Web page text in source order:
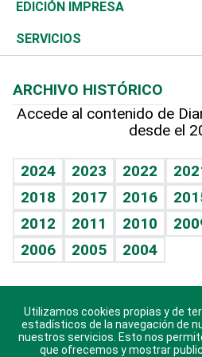
Resto del mundo
Economía personal
Novedades
Podcast Arte Libre
Hablando con el pediatra
Vida y familia
Eñe
Celebrando la vida
Sin complejos
En pocas palabras
Escuchando al corazón
Olimpismo
Más deportes
Línea de hit
TBT Deportivo
Noticiero Poteleche
Columnistas
Martes de tecnología
Cambio climático
Deportes
Opinión
Hecho en casa
Guía del dinero
EDICIÓN IMPRESA
SERVICIOS
Cumpleaños
Horóscopos
Crucigramas
ARCHIVO HISTÓRICO
Accede al contenido de
desde el
2024 2023 2022
2018
2017 2016
2012
2011 2010
2006
2005 2004
Descarga nuestras
sistema
Utilizamos cookies propias y de
estadísticos de la navegación de
nuestros servicios. Esto nos
que ofrecemos y mostrar